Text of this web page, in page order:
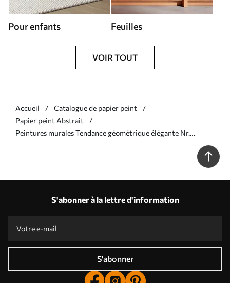
Pour enfants Feuilles
VOIR TOUT
Accueil
Catalogue de papier peint
Papier peint Abstrait
Peintures murales Tendance géométrique élégante Nr.
S'abonner à la lettre d'information
S'abonner